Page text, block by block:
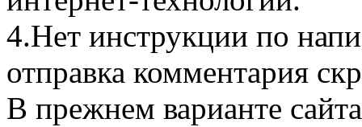
4.Нет инструкции по
отправка комментария
В прежнем варианте